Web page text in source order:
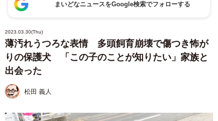
まいどなニュースをGoogle検索でフォローする
2023.03.30(Thu)
薄汚れうつろな表情 多頭飼育崩壊で傷つき怖が
りの保護犬 「この子のことが知りたい」家族と
出会った
松田 義人